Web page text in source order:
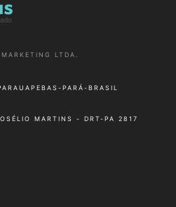
LTDA.
PARÁ-BRASIL
MARTINS - DRT-PA 2817